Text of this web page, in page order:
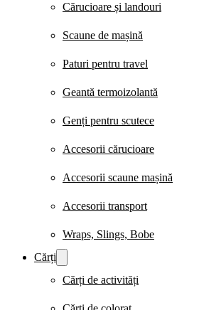
Cărucioare și landouri
Scaune de mașină
Paturi pentru travel
Geantă termoizolantă
Genți pentru scutece
Accesorii cărucioare
Accesorii scaune mașină
Accesorii transport
Wraps, Slings, Bobe
Cărți
Cărți de activități